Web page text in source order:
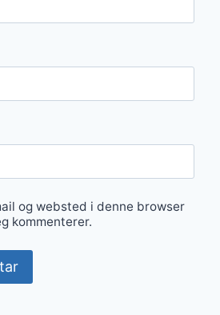
og websted i denne browser
kommenterer.